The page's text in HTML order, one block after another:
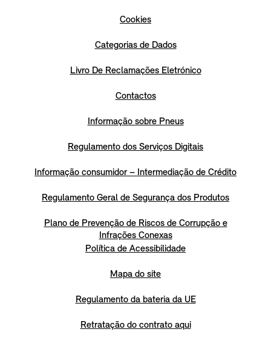
Cookies
Categorias de Dados
Livro De Reclamações Eletrónico
Contactos
Informação sobre Pneus
Regulamento dos Serviços Digitais
Informação consumidor – Intermediação de Crédito
Regulamento Geral de Segurança dos Produtos
Plano de Prevenção de Riscos de Corrupção e
Infrações Conexas
Política de Acessibilidade
Mapa do site
Regulamento da bateria da UE
Retratação do contrato aqui